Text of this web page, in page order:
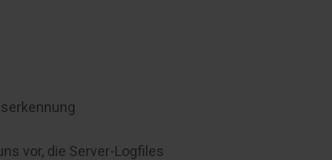
vor, die Server-Logfiles